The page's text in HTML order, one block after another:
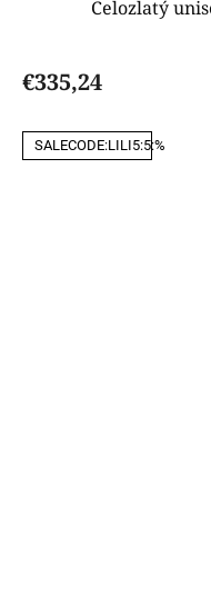
Celozlatý
€335,24
SALECODE:LILI5:5:%